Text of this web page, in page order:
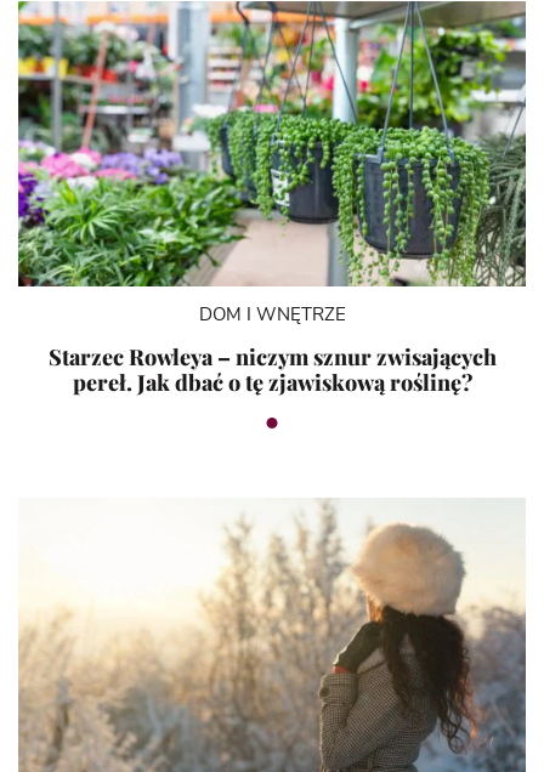
DOM I WNĘTRZE
Starzec Rowleya – niczym sznur zwisających
pereł. Jak dbać o tę zjawiskową roślinę?